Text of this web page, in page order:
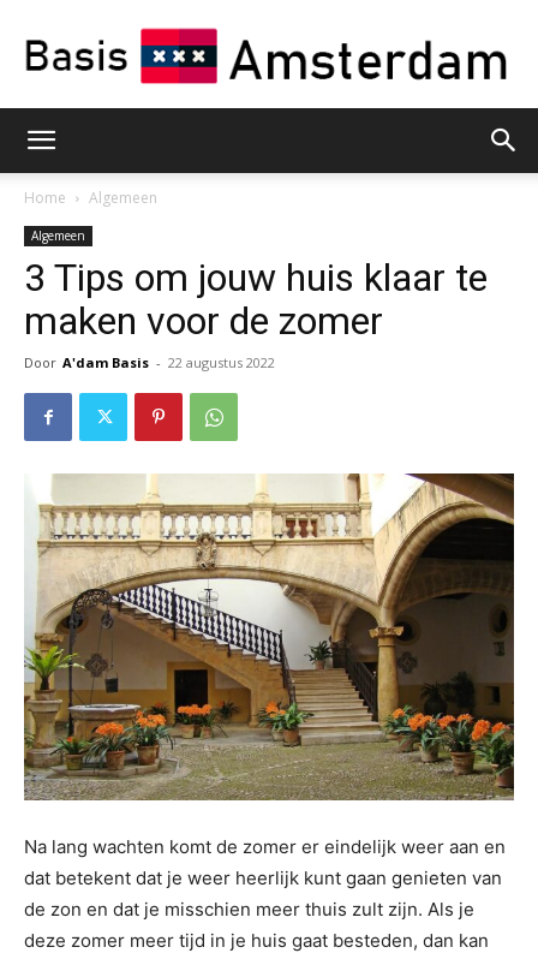
Amsterdam
Home Algemeen
Algemeen
3 Tips om jouw huis klaar te
maken voor de zomer
Door A'dam Basis - 22 augustus 2022
Na lang wachten komt de zomer er eindelijk weer aan en
dat betekent dat je weer heerlijk kunt gaan genieten van
de zon en dat je misschien meer thuis zult zijn. Als je
deze zomer meer tijd in je huis gaat besteden, dan kan